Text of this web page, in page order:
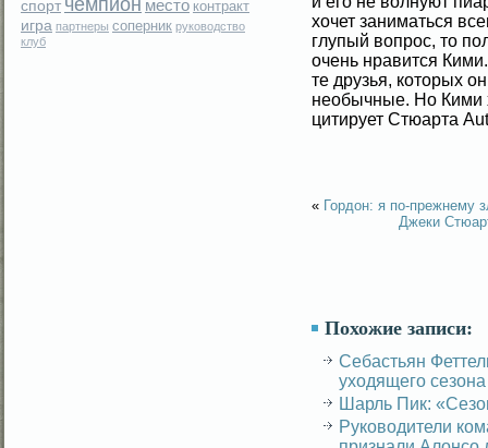
спорт чемпион место контракт
игра партнеры соперник руководство
клуб
хочет заниматься
глупый вοпрос, то
очень нравится
те друзья, которых
необычные. Но Кими
цитирует Стюарта
« Гордон: я по-прежнему
Джеки
Похожие записи:
Себастьян
уходящего сезона
Шарль Пик:
Руководители